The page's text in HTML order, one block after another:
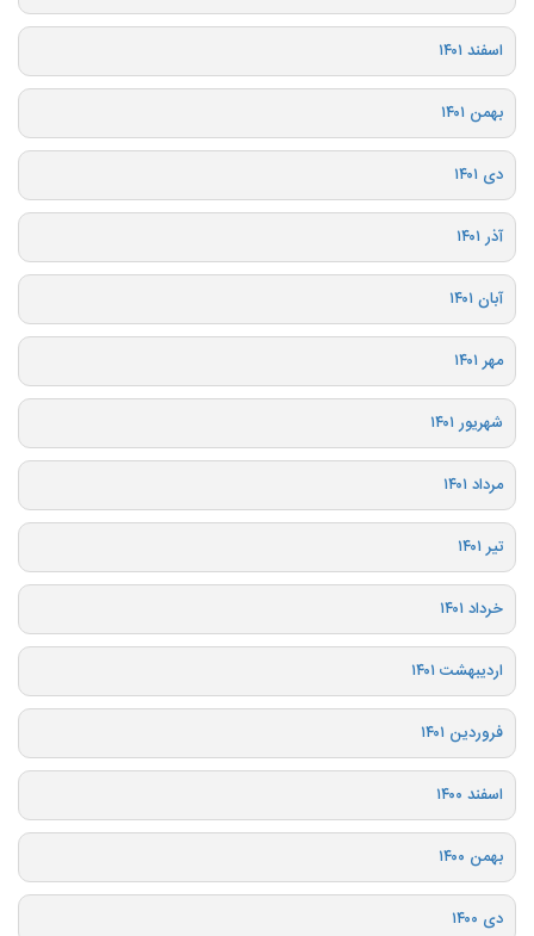
اسفند ۱۴۰۱
بهمن ۱۴۰۱
دی ۱۴۰۱
آذر ۱۴۰۱
آبان ۱۴۰۱
مهر ۱۴۰۱
شهریور ۱۴۰۱
مرداد ۱۴۰۱
تیر ۱۴۰۱
خرداد ۱۴۰۱
اردیبهشت ۱۴۰۱
فروردین ۱۴۰۱
اسفند ۱۴۰۰
بهمن ۱۴۰۰
دی ۱۴۰۰